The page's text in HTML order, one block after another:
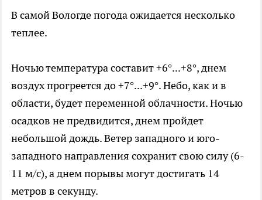
В самой Вологде погода ожидается несколько
теплее.
Ночью температура составит +6°...+8°, днем
воздух прогреется до +7°...+9°. Небо, как и в
области, будет переменной облачности. Ночью
осадков не предвидится, днем пройдет
небольшой дождь. Ветер западного и юго-
западного направления сохранит свою силу (6-
11 м/с), а днем порывы могут достигать 14
метров в секунду.